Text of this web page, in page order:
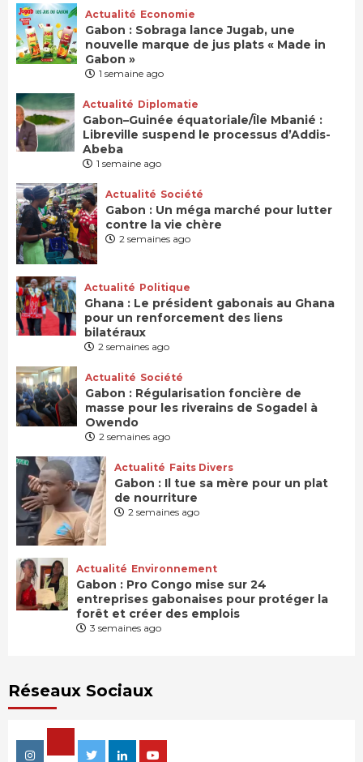
Actualité Economie
Gabon : Sobraga lance Jugab, une
nouvelle marque de jus plats « Made in
Gabon »
1 semaine ago
Actualité Diplomatie
Gabon–Guinée équatoriale/Île Mbanié :
Libreville suspend le processus d’Addis-
Abeba
1 semaine ago
Actualité Société
Gabon : Un méga marché pour lutter
contre la vie chère
2 semaines ago
Actualité Politique
Ghana : Le président gabonais au Ghana
pour un renforcement des liens
bilatéraux
2 semaines ago
Actualité Société
Gabon : Régularisation foncière de
masse pour les riverains de Sogadel à
Owendo
2 semaines ago
Actualité Faits Divers
Gabon : Il tue sa mère pour un plat
de nourriture
2 semaines ago
Actualité Environnement
Gabon : Pro Congo mise sur 24
entreprises gabonaises pour protéger la
forêt et créer des emplois
3 semaines ago
Réseaux Sociaux
Instagram
Facebook
TwitterLinkedin